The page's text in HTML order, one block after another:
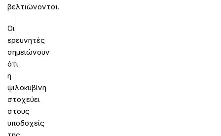
βελτιώνονται.
Οι
ερευνητές
σημειώνουν
ότι
η
ψιλοκυβίνη
στοχεύει
στους
υποδοχείς